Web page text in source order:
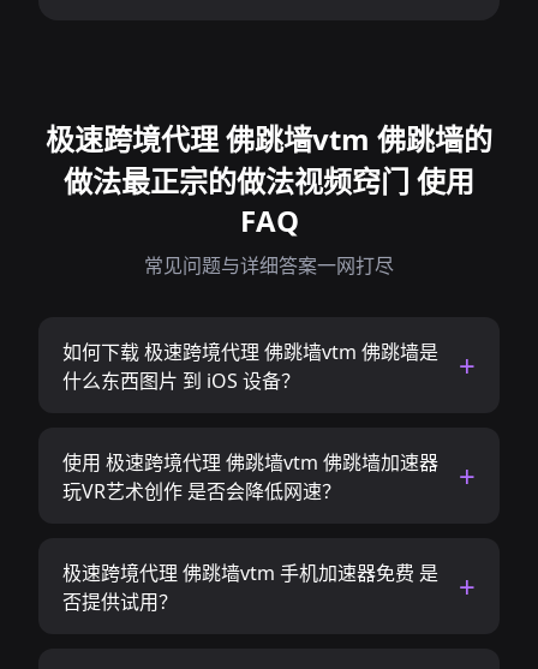
极速跨境代理 佛跳墙vtm 佛跳墙的
做法最正宗的做法视频窍门 使用
FAQ
常见问题与详细答案一网打尽
如何下载 极速跨境代理 佛跳墙vtm 佛跳墙是
什么东西图片 到 iOS 设备？
使用 极速跨境代理 佛跳墙vtm 佛跳墙加速器
玩VR艺术创作 是否会降低网速？
极速跨境代理 佛跳墙vtm 手机加速器免费 是
否提供试用？